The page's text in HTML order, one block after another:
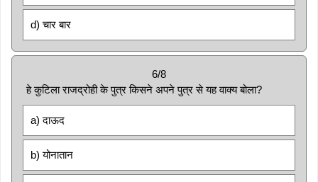
d) चार बार
6/8
हे कुटिला राजद्रोही के पुत्र किसने अपने पुत्र से यह वाक्य बोला?
a) दाऊद
b) योनातान